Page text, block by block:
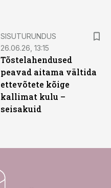
SISUTURUNDUS
26.06.26, 13:15
Tõstelahendused
peavad aitama vältida
ettevõtete kõige
kallimat kulu –
seisakuid